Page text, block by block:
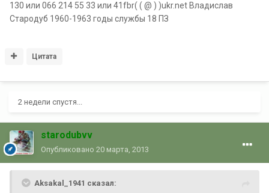
130 или 066 214 55 33 или 41fbr( ( @ ) )ukr.net Владислав
Стародуб 1960-1963 годы службы 18 ПЗ
Цитата
2 недели спустя...
starodubvv
Опубликовано 20 марта, 2013
Aksakal_1941 сказал: